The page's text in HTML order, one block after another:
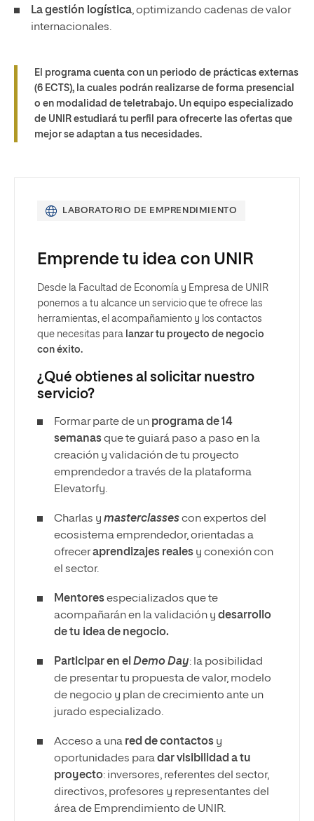
La gestión logística, optimizando cadenas de valor
internacionales.
El programa cuenta con un periodo de prácticas externas
(6 ECTS), la cuales podrán realizarse de forma presencial
o en modalidad de teletrabajo. Un equipo especializado
de UNIR estudiará tu perfil para ofrecerte las ofertas que
mejor se adaptan a tus necesidades.
LABORATORIO DE EMPRENDIMIENTO
Emprende tu idea con UNIR
Desde la Facultad de Economía y Empresa de UNIR
ponemos a tu alcance un servicio que te ofrece las
herramientas, el acompañamiento y los contactos
que necesitas para lanzar tu proyecto de negocio
con éxito.
¿Qué obtienes al solicitar nuestro
servicio?
Formar parte de un programa de 14
semanasque te guiará paso a paso en la
creación y validación de tu proyecto
emprendedor a través de la plataforma
Elevatorfy.
Charlas y masterclassescon expertos del
ecosistema emprendedor, orientadas a
ofreceraprendizajes reales y conexión con
el sector.
Mentoresespecializados que te
acompañarán en la validación y desarrollo
de tu idea de negocio.
Participar en el Demo Day: la posibilidad
de presentar tu propuesta de valor, modelo
de negocio y plan de crecimiento ante un
jurado especializado.
Acceso a una red de contactos y
oportunidades paradar visibilidad a tu
proyecto: inversores, referentes del sector,
directivos, profesores y representantes del
área de Emprendimiento de UNIR.